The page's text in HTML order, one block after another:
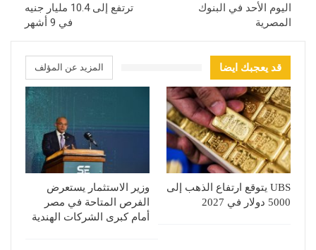
اليوم الأحد في البنوك
المصرية
ترتفع إلى 10.4 مليار جنيه
في 9 أشهر
قد يعجبك ايضا المزيد عن المؤلف
UBS يتوقع ارتفاع الذهب إلى
5000 دولار في 2027
وزير الاستثمار يستعرض
الفرص المتاحة في مصر
أمام كبرى الشركات الهندية